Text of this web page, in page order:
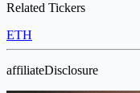
Related Tickers
ETH
affiliateDisclosure